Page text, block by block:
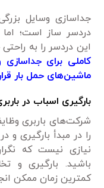
جداسازی وسایل
دردسر ساز است؛ اما
این دردسر را به
کاملی برای
ماشین‌های حمل بار
بارگیری اسباب در
شرکت‌های باربری
را در مبدأ بارگیری
نیازی نیست که
باشید. بارگیری و
کمترین زمان ممکن